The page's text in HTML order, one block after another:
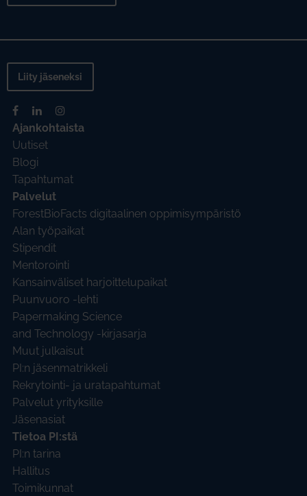
Liity jäseneksi
Ajankohtaista
Uutiset
Blogi
Tapahtumat
Palvelut
ForestBioFacts digitaalinen oppimisympäristö
Alan työpaikat
Stipendit
Mentorointi
Kansainväliset harjoittelupaikat
Puunvuoro -lehti
Papermaking Science
and Technology -kirjasarja
Muut julkaisut
PI:n jäsenmatrikkeli
Rekrytointi- ja uratapahtumat
Palvelut yrityksille
Jäsenasiat
Tietoa PI:stä
PI:n tarina
Hallitus
Toimikunnat